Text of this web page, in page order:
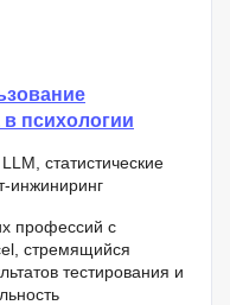
в психологии
статистические
инжиниринг
профессий с
стремящийся
тестирования и